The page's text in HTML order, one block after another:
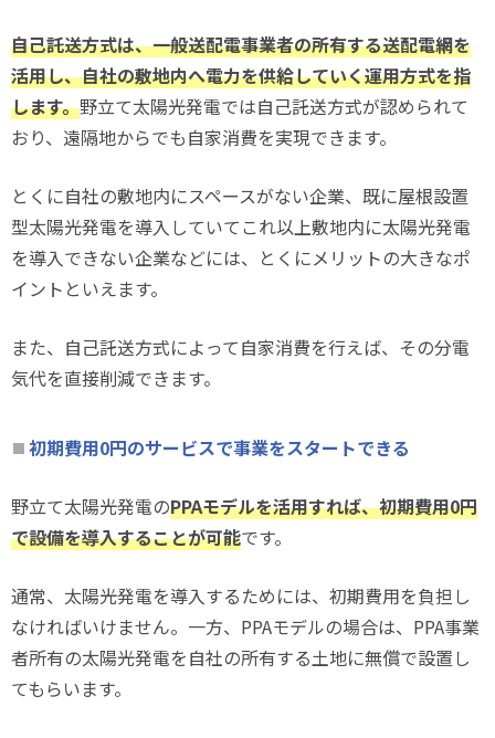
自己託送方式は、一般送配電事業者の所有する送配電網を
活用し、自社の敷地内へ電力を供給していく運用方式を指
します。野立て太陽光発電では自己託送方式が認められて
おり、遠隔地からでも自家消費を実現できます。
とくに自社の敷地内にスペースがない企業、既に屋根設置
型太陽光発電を導入していてこれ以上敷地内に太陽光発電
を導入できない企業などには、とくにメリットの大きなポ
イントといえます。
また、自己託送方式によって自家消費を行えば、その分電
気代を直接削減できます。
初期費用0円のサービスで事業をスタートできる
野立て太陽光発電のPPAモデルを活用すれば、初期費用0円
で設備を導入することが可能です。
通常、太陽光発電を導入するためには、初期費用を負担し
なければいけません。一方、PPAモデルの場合は、PPA事業
者所有の太陽光発電を自社の所有する土地に無償で設置し
てもらいます。